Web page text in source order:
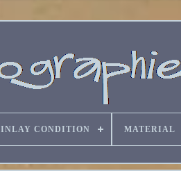
INLAY CONDITION MATERIAL